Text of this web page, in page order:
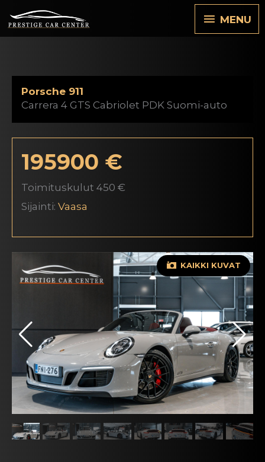
sisältöön
MENU
MENU
Porsche 911
Carrera 4 GTS Cabriolet PDK Suomi-auto
195900 €
Toimituskulut 450 €
Sijainti: Vaasa
KAIKKI KUVAT